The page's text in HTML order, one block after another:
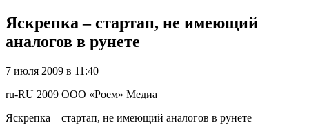
Яскрепка – стартап, не имеющий
аналогов в рунете
7 июля 2009 в 11:40
ru-RU 2009 ООО «Роем» Медиа
Яскрепка – стартап, не имеющий аналогов в рунете